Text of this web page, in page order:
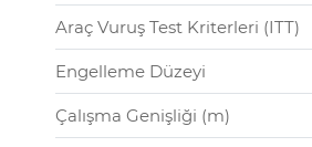
Araç Vuruş Test Kriterleri (ITT)
Engelleme Düzeyi
Çalışma Genişliği (m)